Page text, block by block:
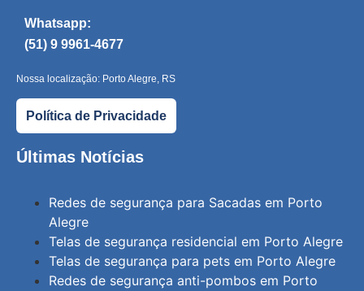
Whatsapp:
(51) 9 9961-4677
Nossa localização: Porto Alegre, RS
Política de Privacidade
Últimas Notícias
Redes de segurança para Sacadas em Porto
Alegre
Telas de segurança residencial em Porto Alegre
Telas de segurança para pets em Porto Alegre
Redes de segurança anti-pombos em Porto